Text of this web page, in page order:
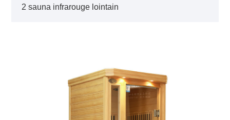
2 sauna infrarouge lointain